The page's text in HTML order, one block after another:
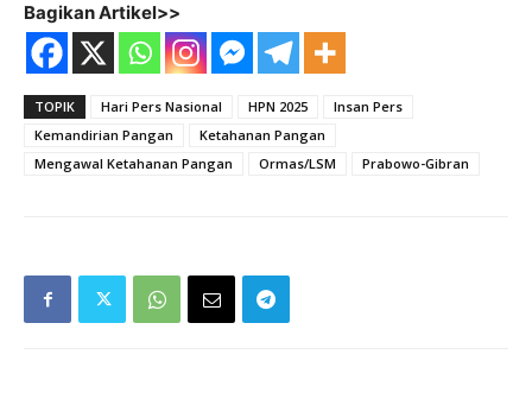
Bagikan Artikel>>
TOPIK Hari Pers Nasional HPN 2025
Insan Pers
Kemandirian Pangan
Ketahanan Pangan
Mengawal Ketahanan Pangan
Ormas/LSM Prabowo-Gibran